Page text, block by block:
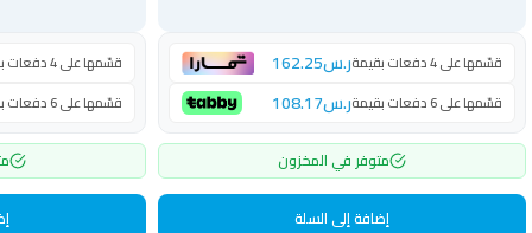
قسّمها على 4 دفعات بقيمة ر.س162.25
قسّمها على 6 دفعات بقيمة ر.س108.17
متوفر في المخزون
إضافة إلى السلة
قسّمها على 4 دفعات بقيمة
قسّمها على 6 دفعات بقيمة